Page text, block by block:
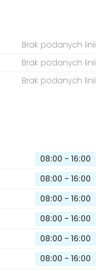
Brak podanych linii
Brak podanych linii
Brak podanych linii
08:00 - 16:00
08:00 - 16:00
08:00 - 16:00
08:00 - 16:00
08:00 - 16:00
08:00 - 16:00